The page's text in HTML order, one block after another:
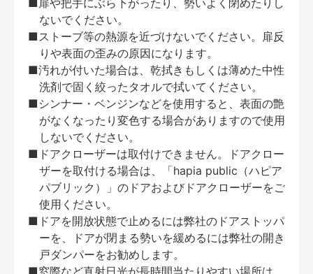
■扉や把手にぶら下がったり、勢いよく閉めたりし
ないでください。
■ストーブ等の熱源を近づけないでください。扉反
りや表面の歪みの原因になります。
■汚れが付いた場合は、乾拭きもしくは薄めた中性
洗剤で固く絞ったタオルで拭いてください。
■シンナー・ベンジンなどを使用すると、表面の艶
がなくなったり変色する場合がありますので使用
しないでください。
■ドアクローザーは取付けできません。ドアクロー
ザーを取付ける場合は、「hapia public（ハピア
パブリック）」のドアおよびドアクローザーをご
使用ください。
■ドアを開放状態で止めるには弊社のドアストッパ
ーを、ドアが閉まる勢いを緩めるには弊社の開き
戸ダンパーをお勧めします。